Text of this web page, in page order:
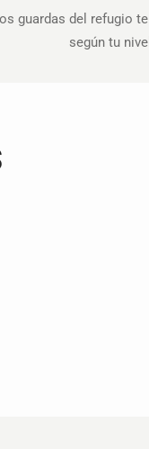
guardas del refugio
según tu